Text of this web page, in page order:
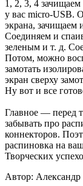
1, 2, 3, 4
у вас micro-USB.
экрана, зачищаем
Соединяем и
зеленым и т. д.
Потом, можно
замотать
экран сверху
Ну вот и все
Главное — перед
забывать про
коннекторов.
распиновка на
Творческих
Автор: Александр